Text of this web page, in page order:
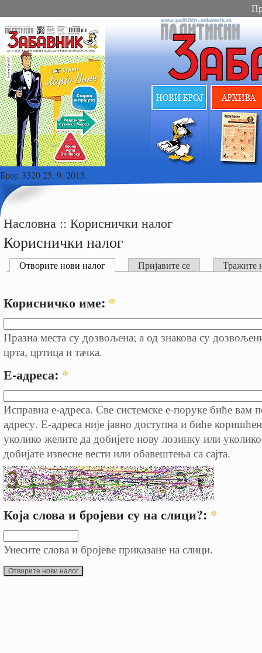
Број: 3320 25. 9. 2015.
Насловна :: Кориснички налог
Кориснички налог
Отворите нови налог Пријавите се Тражите
Корисничко име: *
Празна места су дозвољена; а од знакова су
црта, цртица и тачка.
Е-адреса: *
Исправна е-адреса. Све системске е-поруке биће вам
адресу. Е-адреса није јавно доступна и биће
уколико желите да добијете нову лозинку или
добијате извесне вести или обавештења са сајта.
Која слова и бројеви су на слици?: *
Унесите слова и бројеве приказане на слици.